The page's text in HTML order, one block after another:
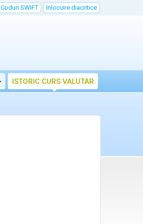
Coduri SWIFT Inlocuire diacritice
Toggle Dropdown
ISTORIC CURS VALUTAR